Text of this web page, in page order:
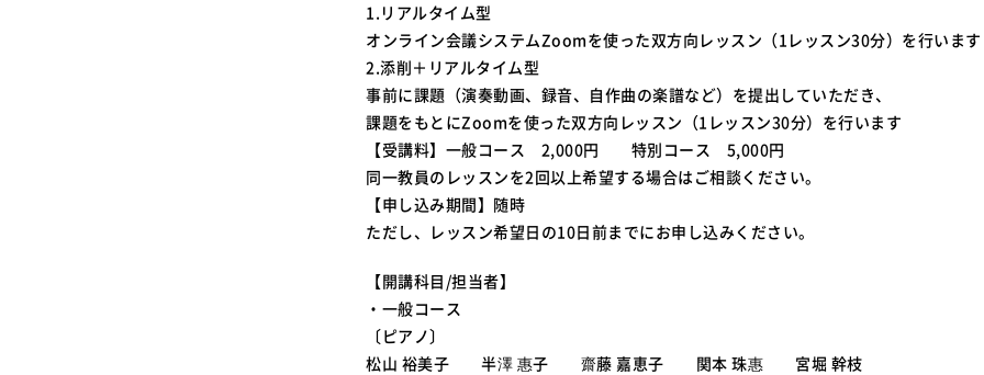
1.リアルタイム型
オンライン会議システムZoomを使った双方向レッスン（1レッスン30分）を行います
2.添削＋リアルタイム型
事前に課題（演奏動画、録音、自作曲の楽譜など）を提出していただき、
課題をもとにZoomを使った双方向レッスン（1レッスン30分）を行います
【受講料】一般コース 2,000円 特別コース 5,000円
同一教員のレッスンを2回以上希望する場合はご相談ください。
【申し込み期間】随時
ただし、レッスン希望日の10日前までにお申し込みください。
【開講科目/担当者】
・一般コース
〔ピアノ〕
松山 裕美子 半澤 惠子 齋藤 嘉恵子 関本 珠惠 宮堀 幹枝